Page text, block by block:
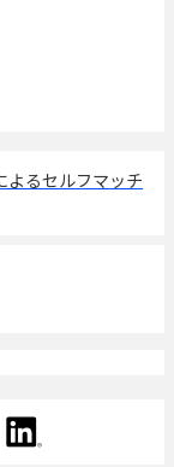
よるセルフマッチ